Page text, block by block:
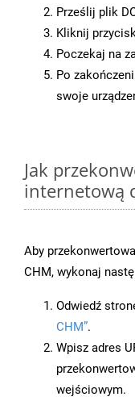
Prześlij plik
Kliknij
Poczekaj na
Po
swoje
Jak
internetową
Aby
CHM, wykonaj
Odwiedź
CHM”.
Wpisz adres
wejściowym.